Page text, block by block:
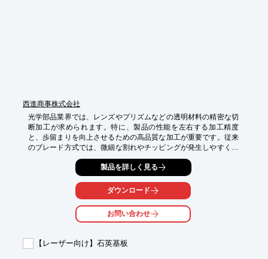
西進商事株式会社
光学部品業界では、レンズやプリズムなどの透明材料の精密な切
断加工が求められます。特に、製品の性能を左右する加工精度
と、歩留まりを向上させるための高品質な加工が重要です。従来
のブレード方式では、微細な割れやチッピングが発生しやすく、
歩留まりの低下につながることが課題です。当社のステルスダイ
シング搭載レーザー加工機は、浜松ホトニクス社特許技術である
ステルスダイシングエンジンを搭載し、これらの課題を解決しま
【活用シーン】
・レンズ、プリズム、フィルターなどの光学部品製造
・スマートフォン部品、LED関連部品などの精密加工
製品を詳しく見る
ダウンロード
お問い合わせ
【レーザー向け】石英基板